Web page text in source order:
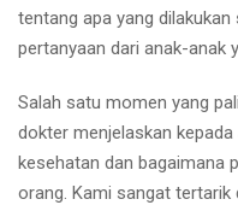
tentang apa yang
pertanyaan dari anak-anak
Salah satu momen yang
dokter menjelaskan
kesehatan dan bagaimana
orang. Kami sangat tertarik